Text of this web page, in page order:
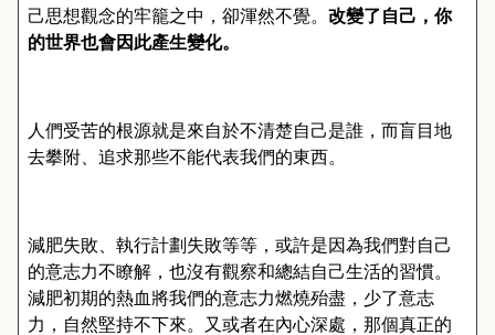
己思想觀念的牢籠之中，卻渾然不覺。 改變了自己，你
的世界也會因此產生變化。
人們受苦的根源就是來自於不清楚自己是誰，而盲目地
去攀附、追求那些不能代表我們的東西。
減肥失敗、執行計劃失敗等等，或許是因為我們對自己
的意志力不瞭解，也沒有觀察和總結自己生活的習慣。
減肥初期的熱血將我們的意志力燃燒殆盡，少了意志
力，自然堅持不下來。又或者在內心深處，那個真正的